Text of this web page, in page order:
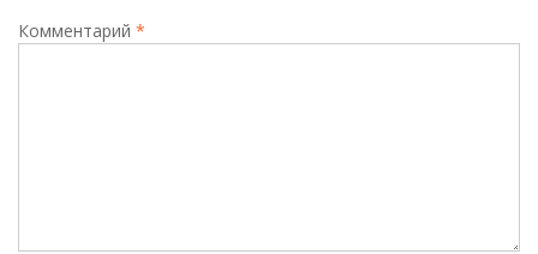
Комментарий *